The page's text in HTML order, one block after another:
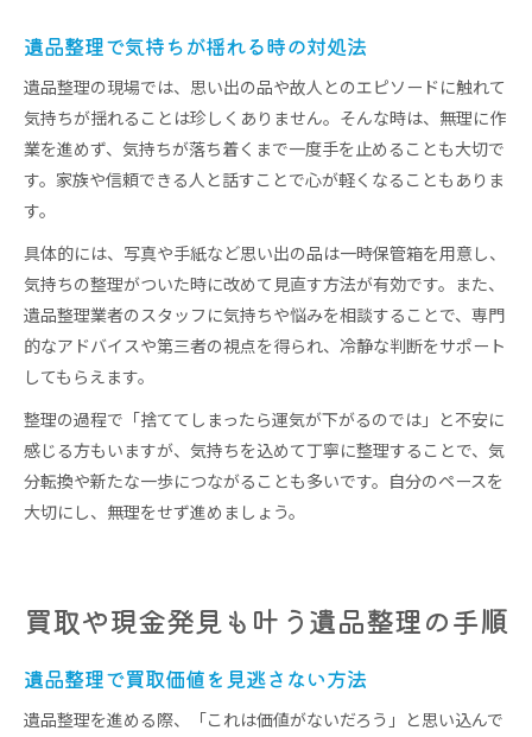
遺品整理で気持ちが揺れる時の対処法
遺品整理の現場では、思い出の品や故人とのエピソードに触れて
気持ちが揺れることは珍しくありません。そんな時は、無理に作
業を進めず、気持ちが落ち着くまで一度手を止めることも大切で
す。家族や信頼できる人と話すことで心が軽くなることもありま
す。
具体的には、写真や手紙など思い出の品は一時保管箱を用意し、
気持ちの整理がついた時に改めて見直す方法が有効です。また、
遺品整理業者のスタッフに気持ちや悩みを相談することで、専門
的なアドバイスや第三者の視点を得られ、冷静な判断をサポート
してもらえます。
整理の過程で「捨ててしまったら運気が下がるのでは」と不安に
感じる方もいますが、気持ちを込めて丁寧に整理することで、気
分転換や新たな一歩につながることも多いです。自分のペースを
大切にし、無理をせず進めましょう。
買取や現金発見も叶う遺品整理の手順
遺品整理で買取価値を見逃さない方法
遺品整理を進める際、「これは価値がないだろう」と思い込んで